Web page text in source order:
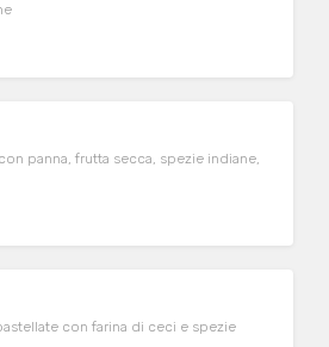
panna, frutta secca, spezie indiane,
con farina di ceci e spezie